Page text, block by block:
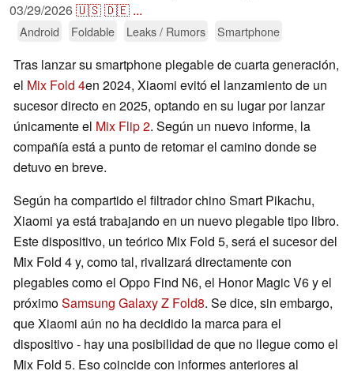
03/29/2026🇺🇸🇩🇪 ...
Android Foldable Leaks / Rumors Smartphone
Tras lanzar su smartphone plegable de cuarta generación,
el Mix Fold 4en 2024, Xiaomi evitó el lanzamiento de un
sucesor directo en 2025, optando en su lugar por lanzar
únicamente el Mix Flip 2. Según un nuevo informe, la
compañía está a punto de retomar el camino donde se
detuvo en breve.
Según ha compartido el filtrador chino Smart Pikachu,
Xiaomi ya está trabajando en un nuevo plegable tipo libro.
Este dispositivo, un teórico Mix Fold 5, será el sucesor del
Mix Fold 4 y, como tal, rivalizará directamente con
plegables como el Oppo Find N6, el Honor Magic V6 y el
próximoSamsung Galaxy Z Fold8. Se dice, sin embargo,
que Xiaomi aún no ha decidido la marca para el
dispositivo - hay una posibilidad de que no llegue como el
Mix Fold 5. Eso coincide con informes anteriores al